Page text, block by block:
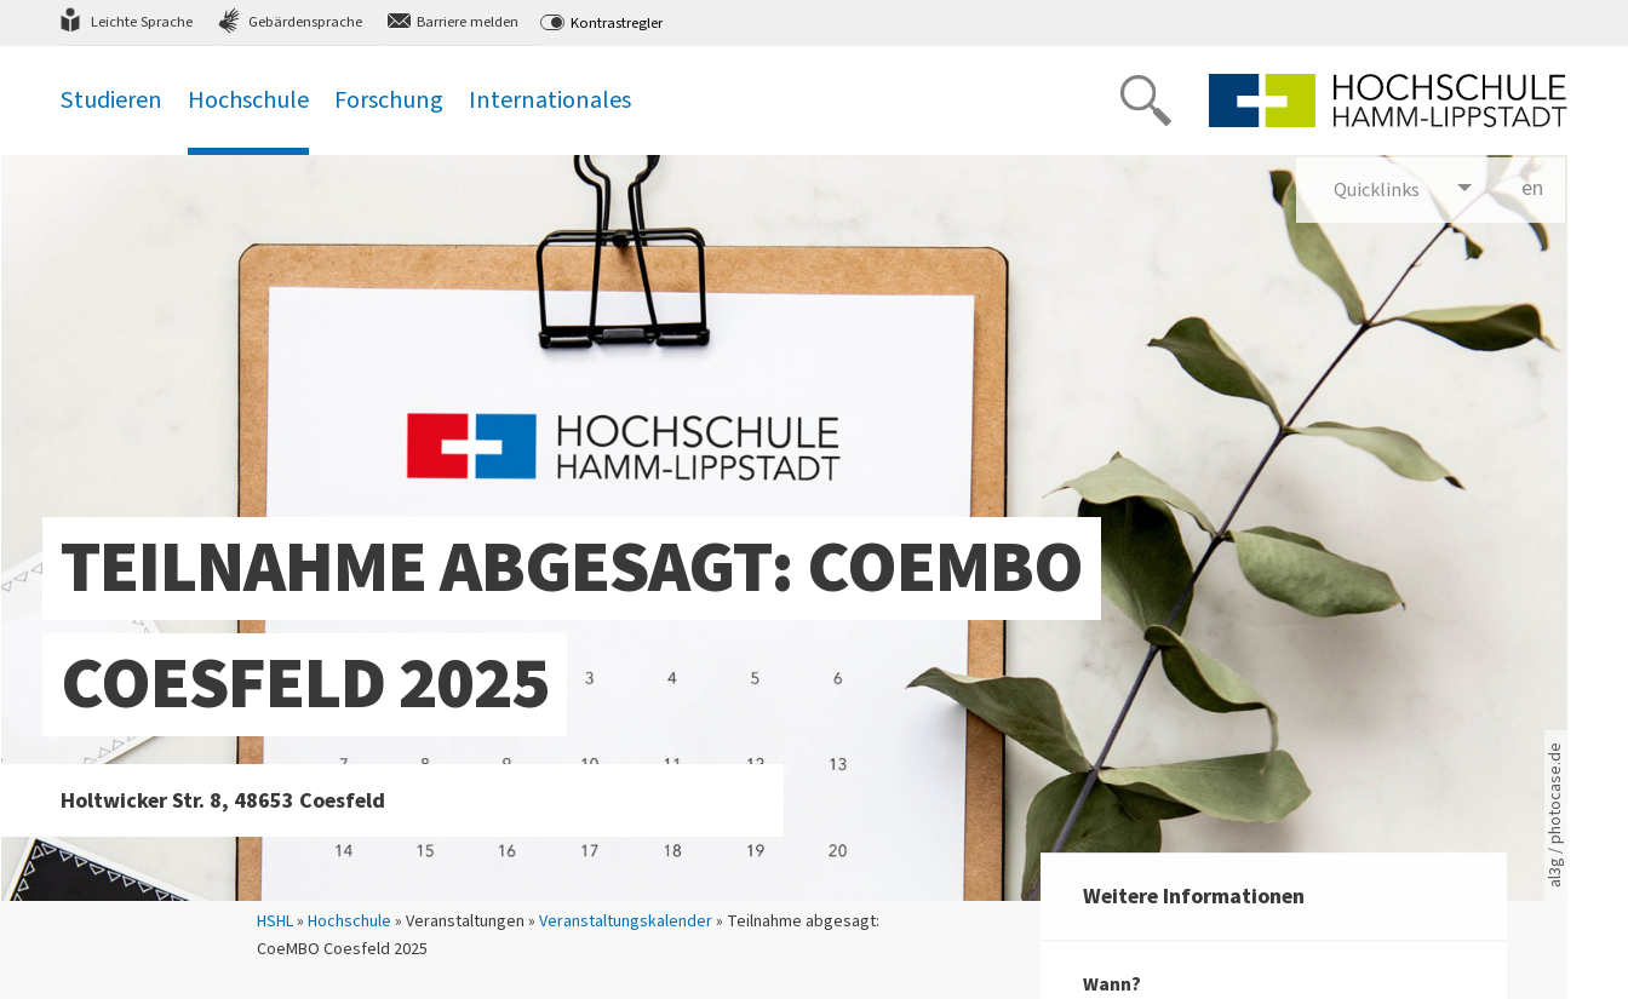
zum Hauptmenü zum Inhalt,
Leichte Sprache Gebärdensprache Barriere melden Kontrastregler
Studieren Hochschule Forschung Internationales
Quicklinks en
Sie sind hier:
HSHL» Hochschule » Veranstaltungen » Veranstaltungskalender» Teilnahme abgesagt:
CoeMBO Coesfeld 2025
Rote leere Sitzreihen
al3g / photocase.de
TEILNAHME ABGESAGT: COEMBO
COESFELD 2025
Holtwicker Str. 8, 48653 Coesfeld
Weitere Informationen
Wann?